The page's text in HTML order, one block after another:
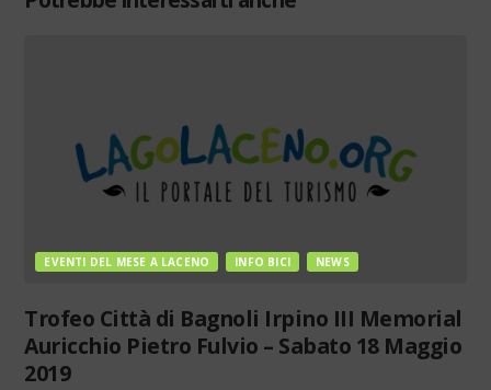
EVENTI DEL MESE A LACENO INFO BICI NEWS
Trofeo Città di Bagnoli Irpino III Memorial
Auricchio Pietro Fulvio – Sabato 18 Maggio
2019